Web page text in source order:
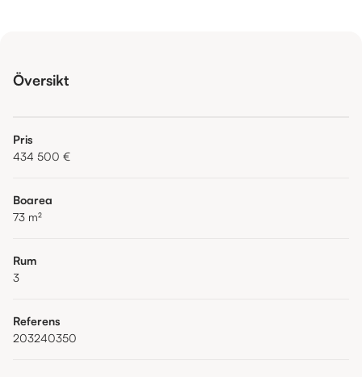
Översikt
Pris
434 500 €
Boarea
73 m²
Rum
3
Referens
203240350